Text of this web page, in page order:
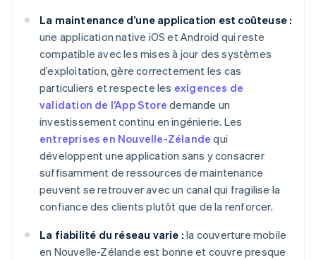
La maintenance d’une application est coûteuse :
une application native iOS et Android qui reste
compatible avec les mises à jour des systèmes
d’exploitation, gère correctement les cas
particuliers et respecte les exigences de
validation de l’App Store demande un
investissement continu en ingénierie. Les
entreprises en Nouvelle-Zélande qui
développent une application sans y consacrer
suffisamment de ressources de maintenance
peuvent se retrouver avec un canal qui fragilise la
confiance des clients plutôt que de la renforcer.
La fiabilité du réseau varie : la couverture mobile
en Nouvelle-Zélande est bonne et couvre presque